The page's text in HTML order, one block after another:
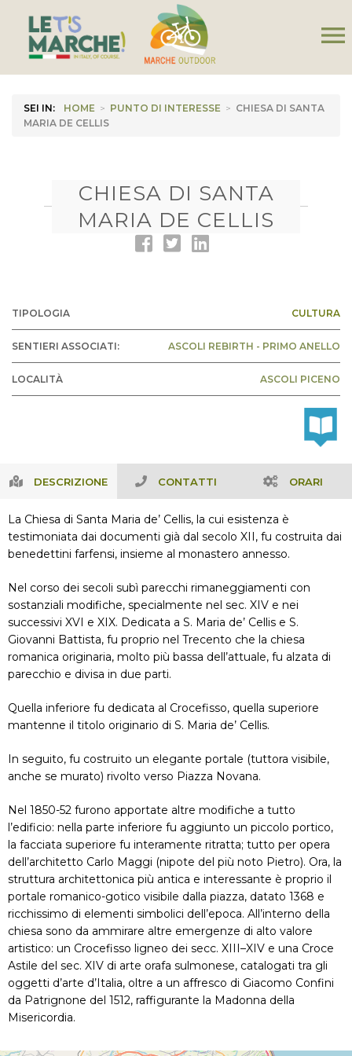
menu
SEI IN: HOME > PUNTO DI INTERESSE > CHIESA DI SANTA
MARIA DE CELLIS
CHIESA DI SANTA
MARIA DE CELLIS
TIPOLOGIA CULTURA
SENTIERI ASSOCIATI: ASCOLI REBIRTH - PRIMO ANELLO
LOCALITÀ ASCOLI PICENO
DESCRIZIONE CONTATTI ORARI
La Chiesa di Santa Maria de’ Cellis, la cui esistenza è
testimoniata dai documenti già dal secolo XII, fu costruita dai
benedettini farfensi, insieme al monastero annesso.
Nel corso dei secoli subì parecchi rimaneggiamenti con
sostanziali modifiche, specialmente nel sec. XIV e nei
successivi XVI e XIX. Dedicata a S. Maria de’ Cellis e S.
Giovanni Battista, fu proprio nel Trecento che la chiesa
romanica originaria, molto più bassa dell’attuale, fu alzata di
parecchio e divisa in due parti.
Quella inferiore fu dedicata al Crocefisso, quella superiore
mantenne il titolo originario di S. Maria de’ Cellis.
In seguito, fu costruito un elegante portale (tuttora visibile,
anche se murato) rivolto verso Piazza Novana.
Nel 1850-52 furono apportate altre modifiche a tutto
l’edificio: nella parte inferiore fu aggiunto un piccolo portico,
la facciata superiore fu interamente ritratta; tutto per opera
dell’architetto Carlo Maggi (nipote del più noto Pietro). Ora, la
struttura architettonica più antica e interessante è proprio il
portale romanico-gotico visibile dalla piazza, datato 1368 e
ricchissimo di elementi simbolici dell’epoca. All’interno della
chiesa sono da ammirare altre emergenze di alto valore
artistico: un Crocefisso ligneo dei secc. XIII–XIV e una Croce
Astile del sec. XIV di arte orafa sulmonese, catalogati tra gli
oggetti d’arte d’Italia, oltre a un affresco di Giacomo Confini
da Patrignone del 1512, raffigurante la Madonna della
Misericordia.